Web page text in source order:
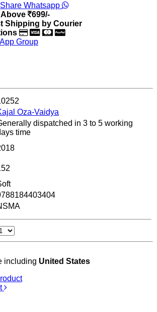
Share Whatsapp
699/-
Shipping by Courier
Group
Oza-Vaidya
dispatched in 3 to 5 working
time
including United States